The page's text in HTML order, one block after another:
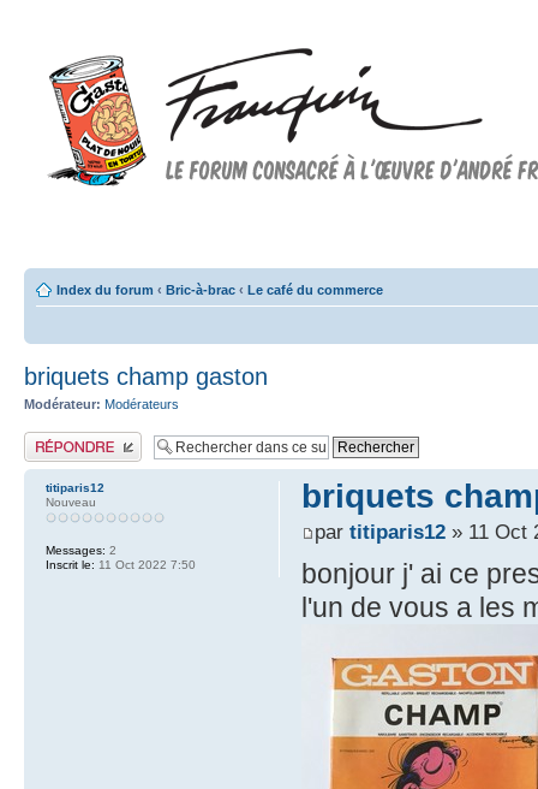
Index du forum ‹ Bric-à-brac ‹ Le café du commerce
briquets champ gaston
Modérateur: Modérateurs
Publier une réponse
briquets
par titiparis12» 11 Oct
bonjour j' ai ce
l'un de vous a les
titiparis12
Nouveau
Messages: 2
Inscrit le: 11 Oct 2022 7:50